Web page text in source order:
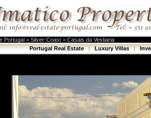
Portugal > Silver-Coast > Casais da Vestiaria
Portugal Real Estate | Luxury Villas |